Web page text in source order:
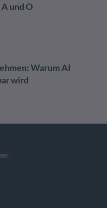
und O
Warum AI
wird